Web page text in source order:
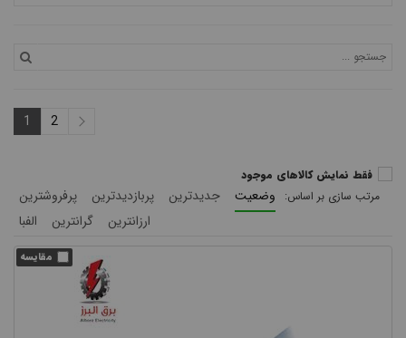
1 2
فقط نمایش کالاهای موجود
وضعیت جدیدترین پربازدیدترین
پرفروشترین
ارزانترین
گرانترین الفبا